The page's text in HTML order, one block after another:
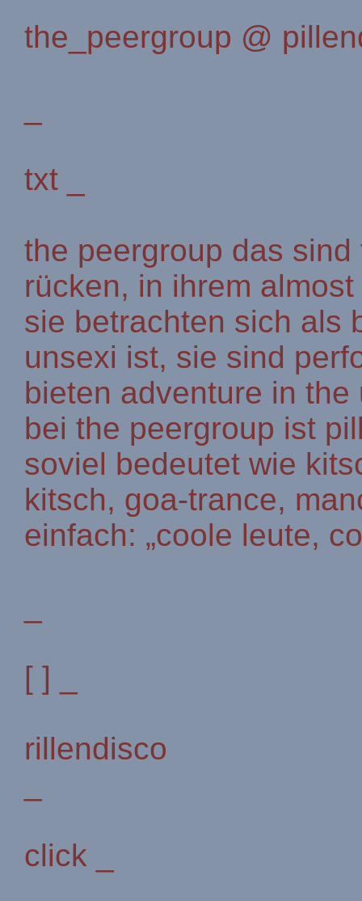
the_peergroup @
txt _
the peergroup das
rücken, in ihrem
sie betrachten sich als
unsexi ist, sie sind
bieten adventure in the
bei the peergroup ist
soviel bedeutet wie
kitsch, goa-trance,
einfach: „coole leute,
[ ] _
rillendisco
click _